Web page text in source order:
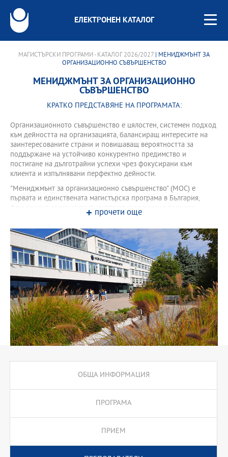
ЕЛЕКТРОНЕН КАТАЛОГ
МАГИСТЪРСКИ ПРОГРАМИ - КАТАЛОГ 2026/2027 | МЕНИДЖМЪНТ ЗА
ОРГАНИЗАЦИОННО СЪВЪРШЕНСТВО
МЕНИДЖМЪНТ ЗА ОРГАНИЗАЦИОННО
СЪВЪРШЕНСТВО
КРАТКО ПРЕДСТАВЯНЕ НА ПРОГРАМАТА:
Организационното съвършенство е цялостен, системен подход
към дейността на организацията, балансиращ интересите на
заинтересованите страни и повишаващ вероятността за
поддържане на устойчиво конкурентно предимство и
постигане на дълготрайни успехи чрез фокусирани към
клиента и изпълнявани перфектно дейности.
"Мениджмънт за организационно съвършенство" (МОС) е
първата и единствената магистърска програма в България,
фокусирана върху съвкупността от съвременни подходи,
техники и култура на мениджмънта, обединени от концепциите
на "Организационното съвършенство" (ОС). ОС е управленската
парадигма, възприета от най-успешните организации през 21
век.
Обучението се провежда на български език, като се предлага в
редовна форма, осигуряваща гъвкав процес на учене за
работещи професионалисти.
Мисията на програмата е: 1) да формира следващо поколение
ръководители - лидери визионери, които ръководят етично, с
интегритет и иновации, създавайки устойчиво бъдеще; 2) да
развие ръководители, които съчетават технологична
осведоменост, социална отговорност и умения да вдъхновяват
промяна; 3) да насърчи критично мислене, адаптивност и
устойчивото развитие и позитивния социален и икономически
Стратегически цели на програмата са:
1. Развитие на цялостна лидерска осъзнатост, чрез стимулиране
на екипно сътрудничество, мрежово мислене и вземане на
прочети още
ОБЩА ИНФОРМАЦИЯ
ПРОГРАМА
ПРИЕМ